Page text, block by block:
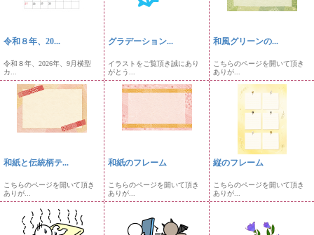
令和８年、20...
令和８年、2026年、9月横型
カ...
グラデーション...
イラストをご覧頂き誠にあり
がとう...
和風グリーンの...
こちらのページを開いて頂き
ありが...
和紙と伝統柄テ...
こちらのページを開いて頂き
ありが...
和紙のフレーム
こちらのページを開いて頂き
ありが...
縦のフレーム
こちらのページを開いて頂き
ありが...